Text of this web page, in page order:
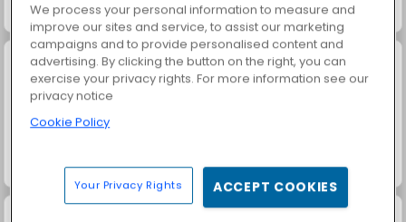
Jewel Garden Story Masha and the Bear: Meadows
Royal Story Scala 40
We process your personal information to measure and
improve our sites and service, to assist our marketing
campaigns and to provide personalised content and
advertising. By clicking the button on the right, you can
exercise your privacy rights. For more information see our
privacy notice
Cookie Policy
Your Privacy Rights ACCEPT COOKIES